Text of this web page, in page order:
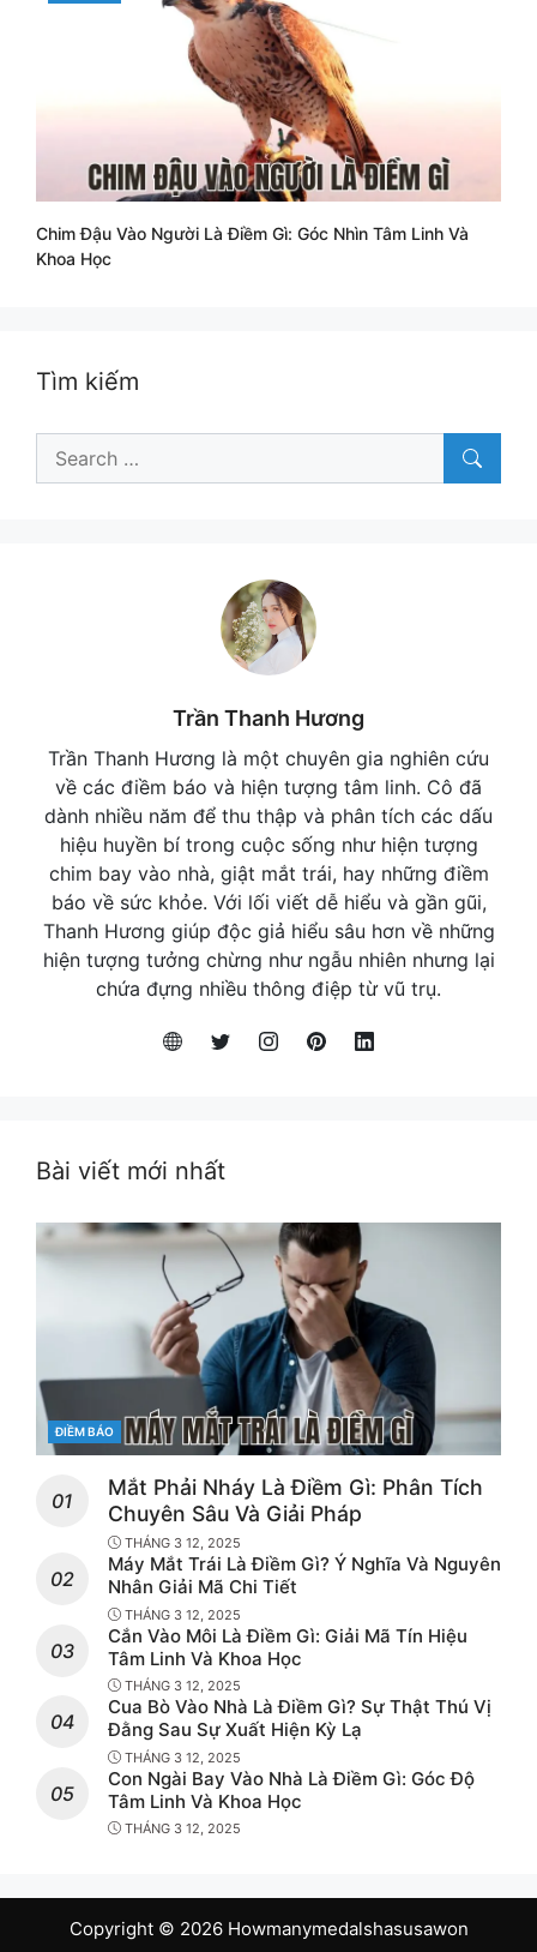
Chim Đậu Vào Người Là Điềm Gì: Góc Nhìn Tâm Linh Và
Khoa Học
Tìm kiếm
Search
Trần Thanh Hương
Trần Thanh Hương là một chuyên gia nghiên cứu
về các điềm báo và hiện tượng tâm linh. Cô đã
dành nhiều năm để thu thập và phân tích các dấu
hiệu huyền bí trong cuộc sống như hiện tượng
chim bay vào nhà, giật mắt trái, hay những điềm
báo về sức khỏe. Với lối viết dễ hiểu và gần gũi,
Thanh Hương giúp độc giả hiểu sâu hơn về những
hiện tượng tưởng chừng như ngẫu nhiên nhưng lại
chứa đựng nhiều thông điệp từ vũ trụ.
Bài viết mới nhất
CATEGORIES
ĐIỀM BÁO
Mắt Phải Nháy Là Điềm Gì: Phân Tích
Chuyên Sâu Và Giải Pháp
THÁNG 3 12, 2025
Máy Mắt Trái Là Điềm Gì? Ý Nghĩa Và Nguyên
Nhân Giải Mã Chi Tiết
THÁNG 3 12, 2025
Cắn Vào Môi Là Điềm Gì: Giải Mã Tín Hiệu
Tâm Linh Và Khoa Học
THÁNG 3 12, 2025
Cua Bò Vào Nhà Là Điềm Gì? Sự Thật Thú Vị
Đằng Sau Sự Xuất Hiện Kỳ Lạ
THÁNG 3 12, 2025
Con Ngài Bay Vào Nhà Là Điềm Gì: Góc Độ
Tâm Linh Và Khoa Học
THÁNG 3 12, 2025
Copyright © 2026 Howmanymedalshasusawon